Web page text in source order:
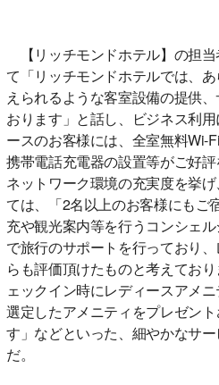
【リッチモンドホテル】の担
て「リッチモンドホテルでは、
えられるような客室設備の提供
おります」と話し、ビジネス利
ースのお客様には、全室無料Wi-
携帯電話充電器の設置等がご好
ネットワーク環境の充実度を挙
ては、「2名以上のお客様にもご
充や観光案内等を行うコンシェ
で旅行のサポートを行っており
らも評価頂けたものと考えてお
ェックイン時にレディースアメ
選定したアメニティをプレゼン
す」などといった、細やかなサ
だ。